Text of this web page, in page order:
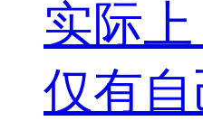
实际
仅有